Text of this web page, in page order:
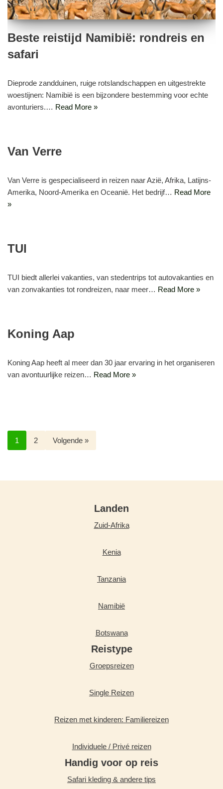
Beste reistijd Namibië: rondreis en
safari
Dieprode zandduinen, ruige rotslandschappen en uitgestrekte
woestijnen: Namibië is een bijzondere bestemming voor echte
avonturiers.… Read More »
Van Verre
Van Verre is gespecialiseerd in reizen naar Azië, Afrika, Latijns-
Amerika, Noord-Amerika en Oceanië. Het bedrijf… Read More
»
TUI
TUI biedt allerlei vakanties, van stedentrips tot autovakanties en
van zonvakanties tot rondreizen, naar meer… Read More »
Koning Aap
Koning Aap heeft al meer dan 30 jaar ervaring in het organiseren
van avontuurlijke reizen… Read More »
1 2 Volgende »
Landen
Zuid-Afrika
Kenia
Tanzania
Namibië
Botswana
Reistype
Groepsreizen
Single Reizen
Reizen met kinderen: Familiereizen
Individuele / Privé reizen
Handig voor op reis
Safari kleding & andere tips